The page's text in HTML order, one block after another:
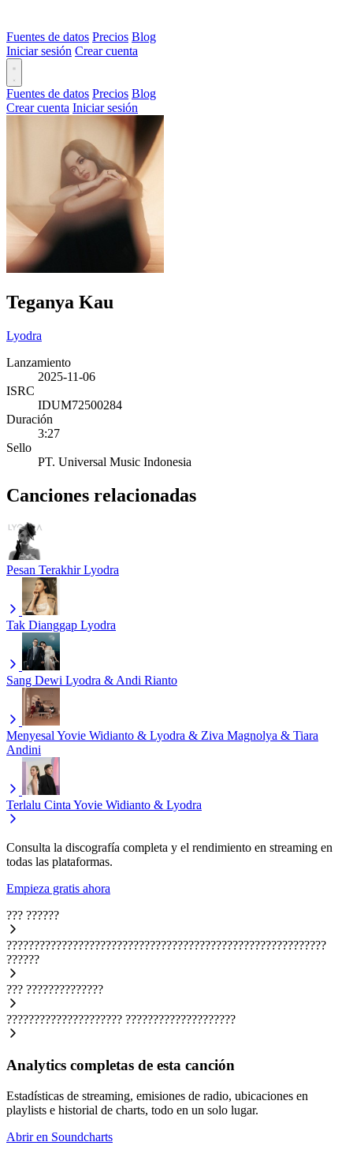
Fuentes de datos Precios Blog
Iniciar sesión Crear cuenta
Fuentes de datos Precios Blog
Crear cuenta Iniciar sesión
Teganya Kau
Lyodra
Lanzamiento
2025-11-06
ISRC
IDUM72500284
Duración
3:27
Sello
PT. Universal Music Indonesia
Canciones relacionadas
Pesan Terakhir Lyodra
Tak Dianggap Lyodra
Sang Dewi Lyodra & Andi Rianto
Menyesal Yovie Widianto & Lyodra & Ziva Magnolya & Tiara
Andini
Terlalu Cinta Yovie Widianto & Lyodra
Consulta la discografía completa y el rendimiento en streaming en
todas las plataformas.
Empieza gratis ahora
??? ??????
??????????????????????????????????????????????????????????
??????
??? ??????????????
????????????????????? ????????????????????
Analytics completas de esta canción
Estadísticas de streaming, emisiones de radio, ubicaciones en
playlists e historial de charts, todo en un solo lugar.
Abrir en Soundcharts